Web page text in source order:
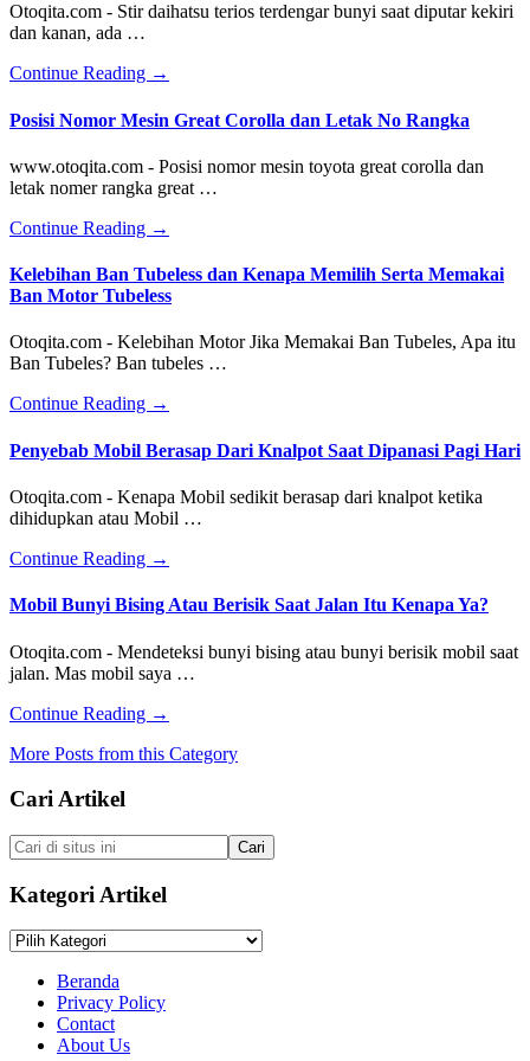
Otoqita.com - Stir daihatsu terios terdengar bunyi saat diputar kekiri
dan kanan, ada …
Continue Reading about
Stir
Terios
Bunyi
Saat
Diputar
→
Posisi Nomor Mesin Great Corolla dan Letak No Rangka
www.otoqita.com - Posisi nomor mesin toyota great corolla dan
letak nomer rangka great …
Continue Reading about
Nomor
Mesin
Corolla
dan
Letak
Rangka
→
Kelebihan Ban Tubeless dan Kenapa Memilih Serta Memakai
Ban Motor Tubeless
Otoqita.com - Kelebihan Motor Jika Memakai Ban Tubeles, Apa itu
Ban Tubeles? Ban tubeles …
Continue Reading about
Ban
Tubeless
Kenapa
Memilih
Memakai
Ban
Motor
→
Penyebab Mobil Berasap Dari Knalpot Saat Dipanasi Pagi Hari
Otoqita.com - Kenapa Mobil sedikit berasap dari knalpot ketika
dihidupkan atau Mobil …
Continue Reading about
Mobil
Berasap
Dari
Knalpot
Saat
Pagi
Hari
→
Mobil Bunyi Bising Atau Berisik Saat Jalan Itu Kenapa Ya?
Otoqita.com - Mendeteksi bunyi bising atau bunyi berisik mobil saat
jalan. Mas mobil saya …
Continue Reading about
Bunyi
Saat
Jalan
Itu
Kenapa
Ya?
→
More Posts from this Category
Footer
Cari Artikel
Cari
di
situs
ini
Kategori Artikel
Kategori
Beranda
Privacy Policy
Contact
About Us